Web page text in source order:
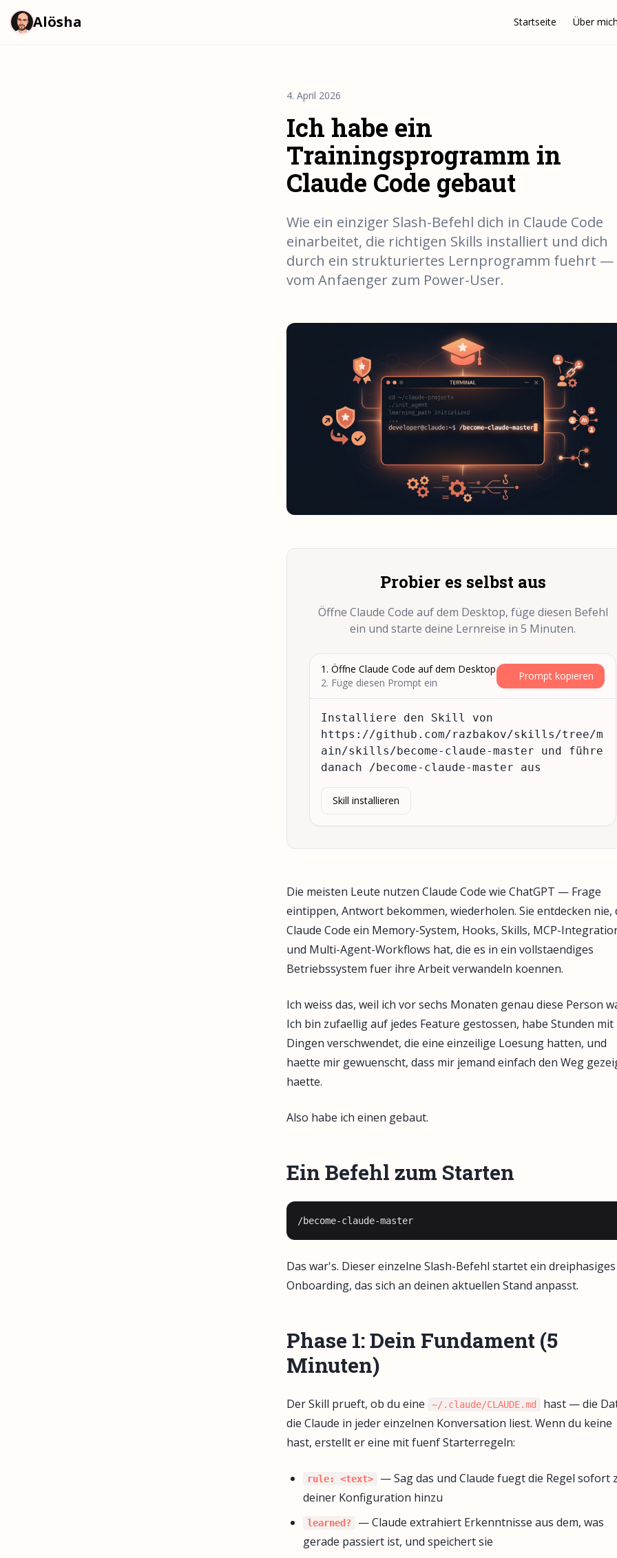
Alösha Startseite Über
4. April 2026
Ich habe ein
Trainingsprogramm in
Claude Code gebaut
Wie ein einziger Slash-Befehl dich in Claude Code
einarbeitet, die richtigen Skills installiert und dich
durch ein strukturiertes Lernprogramm fuehrt —
vom Anfaenger zum Power-User.
Probier es selbst aus
Öffne Claude Code auf dem Desktop, füge diesen Befehl
ein und starte deine Lernreise in 5 Minuten.
1. Öffne Claude Code auf dem Desktop
2. Füge diesen Prompt ein
Prompt kopieren
Installiere den Skill von
https://github.com/razbakov/skills/tree/m
ain/skills/become-claude-master und führe
danach /become-claude-master aus
Skill installieren
Die meisten Leute nutzen Claude Code wie ChatGPT — Frage
eintippen, Antwort bekommen, wiederholen. Sie entdecken nie,
Claude Code ein Memory-System, Hooks, Skills, MCP-
und Multi-Agent-Workflows hat, die es in ein vollstaendiges
Betriebssystem fuer ihre Arbeit verwandeln koennen.
Ich weiss das, weil ich vor sechs Monaten genau diese Person
Ich bin zufaellig auf jedes Feature gestossen, habe Stunden mit
Dingen verschwendet, die eine einzeilige Loesung hatten, und
haette mir gewuenscht, dass mir jemand einfach den Weg
haette.
Also habe ich einen gebaut.
Ein Befehl zum Starten
Das war's. Dieser einzelne Slash-Befehl startet ein dreiphasiges
Onboarding, das sich an deinen aktuellen Stand anpasst.
Phase 1: Dein Fundament (5
Minuten)
Der Skill prueft, ob du eine ~/.claude/CLAUDE.md
hast — die
die Claude in jeder einzelnen Konversation liest. Wenn du keine
hast, erstellt er eine mit fuenf Starterregeln:
rule: <text>
— Sag das und Claude fuegt die Regel sofort
deiner Konfiguration hinzu
learned?
— Claude extrahiert Erkenntnisse aus dem, was
gerade passiert ist, und speichert sie